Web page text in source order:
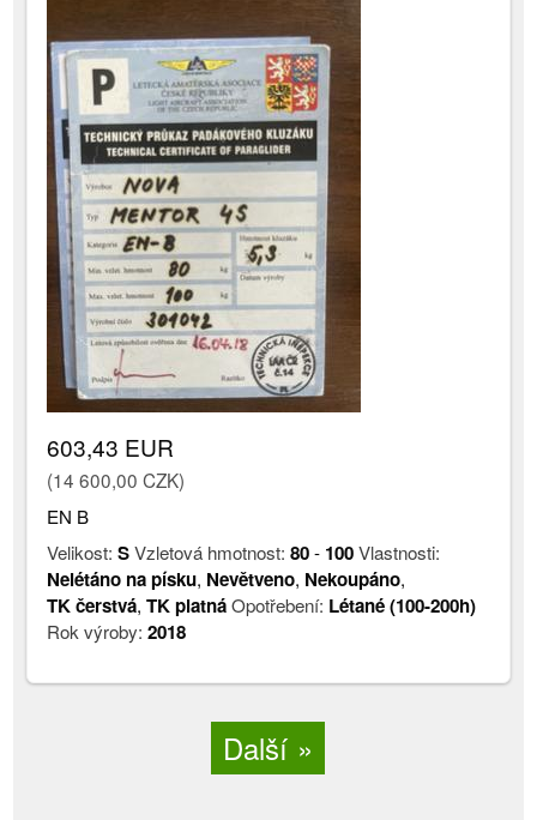
603,43 EUR
(14 600,00 CZK)
EN B
Velikost:SVzletová hmotnost:80- 100Vlastnosti:
Nelétáno na písku, Nevětveno, Nekoupáno,
TK čerstvá,TK platnáOpotřebení: Létané (100-200h)
Rok výroby:2018
Další